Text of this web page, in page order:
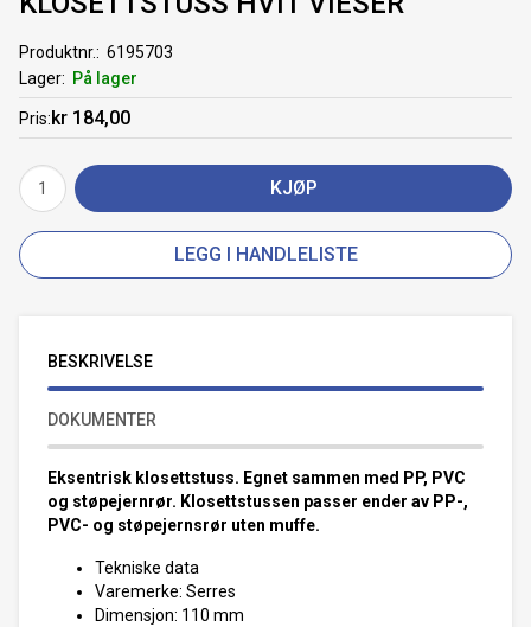
Produktnr.
6195703
Lager
På lager
Pris kr 184,00
KJØP
LEGG I HANDLELISTE
BESKRIVELSE
DOKUMENTER
Eksentrisk klosettstuss. Egnet sammen med PP, PVC
og støpejernrør. Klosettstussen passer ender av PP-,
PVC- og støpejernsrør uten muffe.
Tekniske data
Varemerke: Serres
Dimensjon: 110 mm